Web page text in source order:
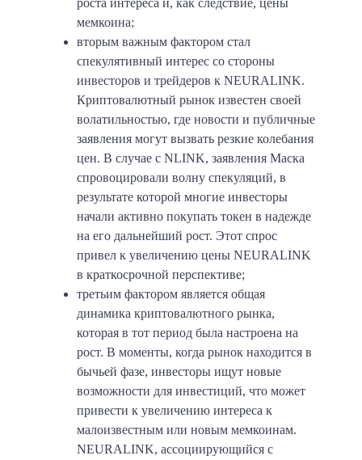
мемкоина;
вторым важным фактором стал
спекулятивный интерес со стороны
инвесторов и трейдеров к NEURALINK.
Криптовалютный рынок известен своей
волатильностью, где новости и публичные
заявления могут вызвать резкие колебания
цен. В случае с NLINK, заявления Маска
спровоцировали волну спекуляций, в
результате которой многие инвесторы
начали активно покупать токен в надежде
на его дальнейший рост. Этот спрос
привел к увеличению цены NEURALINK
в краткосрочной перспективе;
третьим фактором является общая
динамика криптовалютного рынка,
которая в тот период была настроена на
рост. В моменты, когда рынок находится в
бычьей фазе, инвесторы ищут новые
возможности для инвестиций, что может
привести к увеличению интереса к
малоизвестным или новым мемкоинам.
NEURALINK, ассоциирующийся с